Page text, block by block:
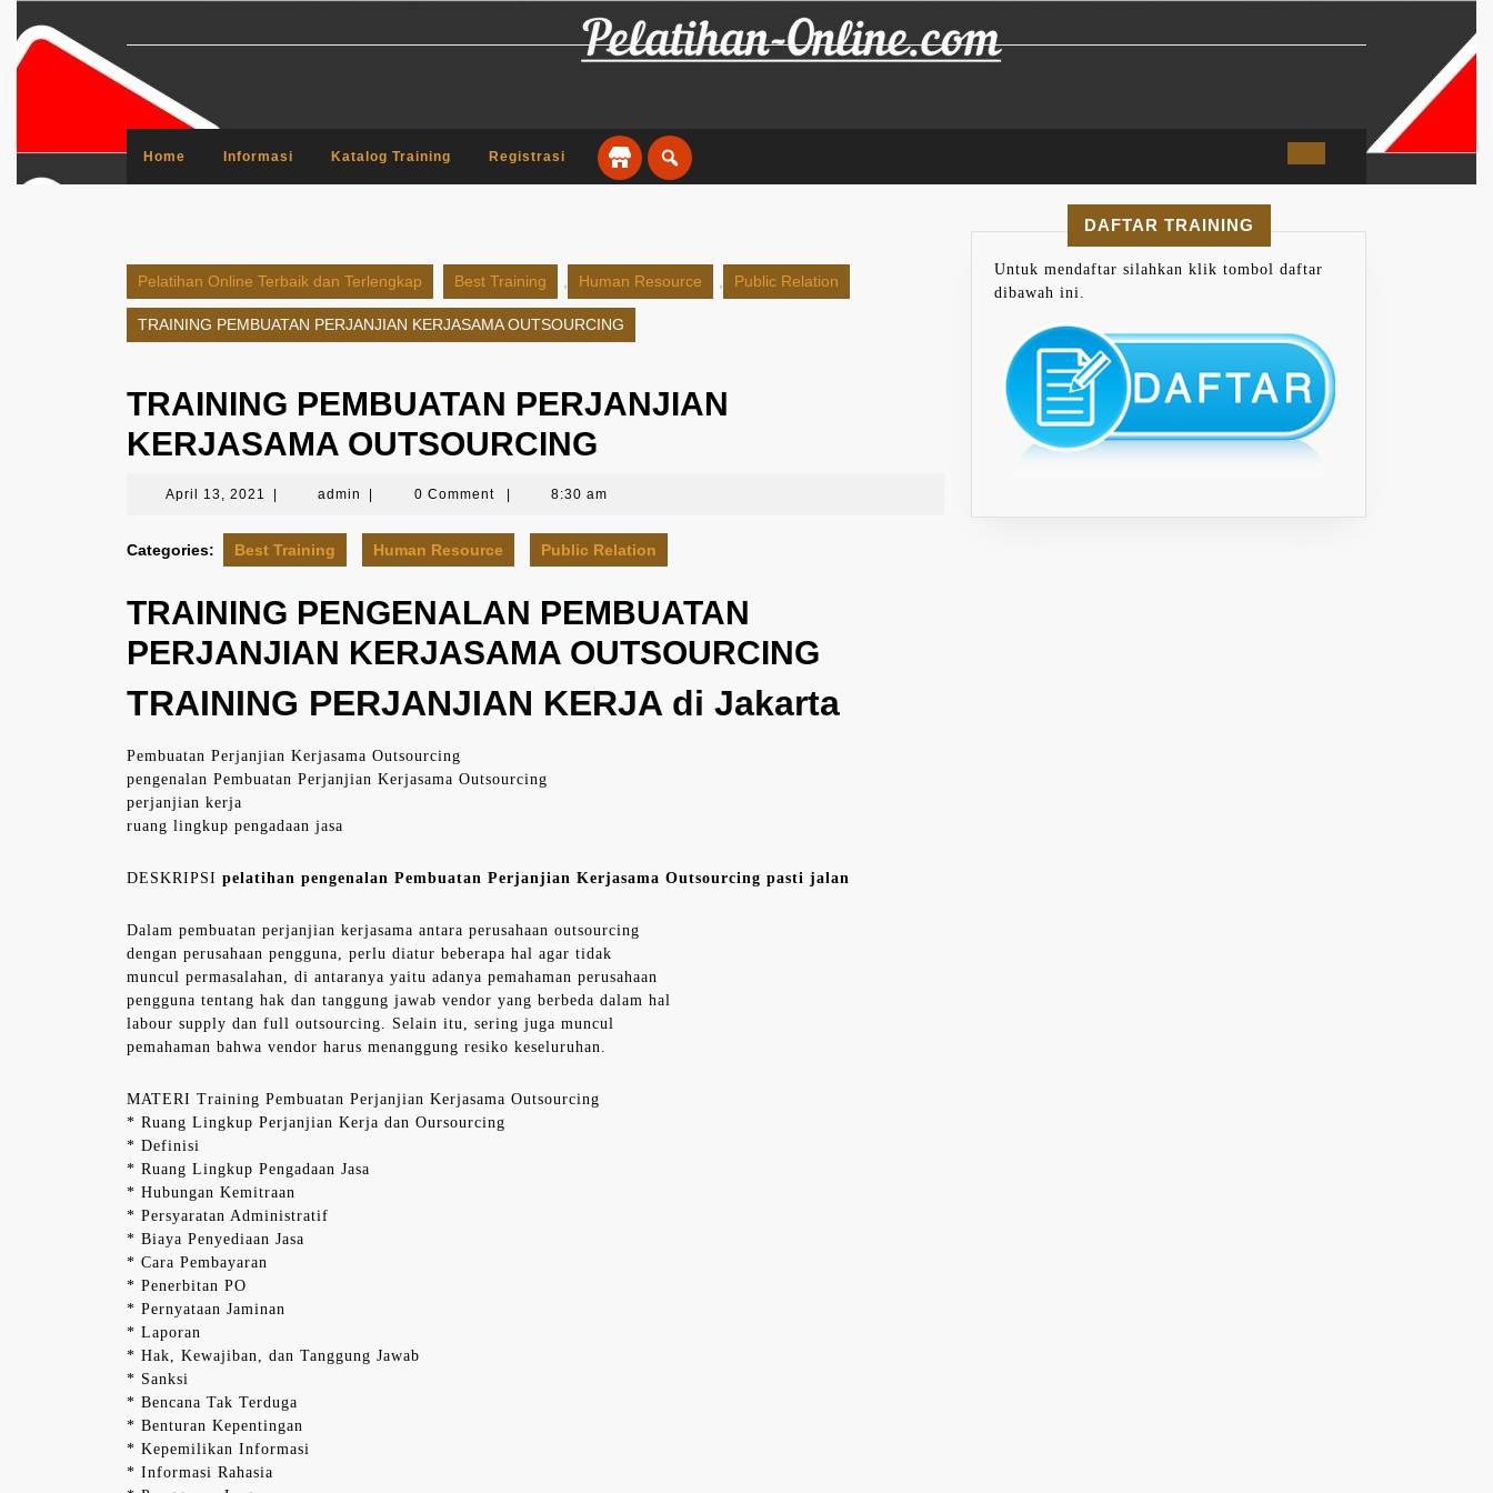
to
content
Home Informasi Katalog Training Registrasi
Pelatihan Online Terbaik dan Terlengkap Best Training Human Resource Public Relation
TRAINING PEMBUATAN PERJANJIAN KERJASAMA OUTSOURCING
TRAINING PEMBUATAN PERJANJIAN
KERJASAMA OUTSOURCING
April 13, 2021 April
2021
admin admin 0 Comment 8:30 am
Categories: Best Training Human Resource Public Relation
TRAINING PENGENALAN PEMBUATAN
PERJANJIAN KERJASAMA OUTSOURCING
TRAINING PERJANJIAN KERJA di Jakarta
Pembuatan Perjanjian Kerjasama Outsourcing
pengenalan Pembuatan Perjanjian Kerjasama Outsourcing
perjanjian kerja
ruang lingkup pengadaan jasa
DESKRIPSI pelatihan pengenalan Pembuatan Perjanjian Kerjasama Outsourcing pasti jalan
Dalam pembuatan perjanjian kerjasama antara perusahaan outsourcing
dengan perusahaan pengguna, perlu diatur beberapa hal agar tidak
muncul permasalahan, di antaranya yaitu adanya pemahaman perusahaan
pengguna tentang hak dan tanggung jawab vendor yang berbeda dalam hal
labour supply dan full outsourcing. Selain itu, sering juga muncul
pemahaman bahwa vendor harus menanggung resiko keseluruhan.
MATERI Training Pembuatan Perjanjian Kerjasama Outsourcing
* Ruang Lingkup Perjanjian Kerja dan Oursourcing
* Definisi
* Ruang Lingkup Pengadaan Jasa
* Hubungan Kemitraan
* Persyaratan Administratif
* Biaya Penyediaan Jasa
* Cara Pembayaran
* Penerbitan PO
* Pernyataan Jaminan
* Laporan
* Hak, Kewajiban, dan Tanggung Jawab
* Sanksi
* Bencana Tak Terduga
* Benturan Kepentingan
* Kepemilikan Informasi
* Informasi Rahasia
DAFTAR TRAINING
Untuk mendaftar silahkan klik tombol daftar
dibawah ini.